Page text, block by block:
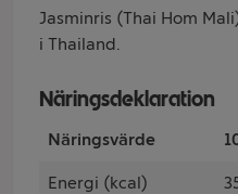
Jasminris (Thai Hom
i Thailand.
Näringsdeklaration
Näringsvärde
Energi (kcal)